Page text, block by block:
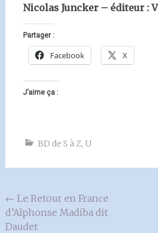
Nicolas Juncker – éditeur :
Partager :
Facebook X
J’aime ça :
BD de S à Z, U
Navigation
de
← Le Retour en France
d’Alphonse Madiba dit
Daudet